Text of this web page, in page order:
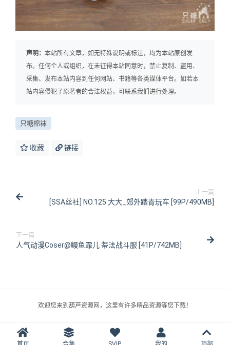
声明： 本站所有文章，如无特殊说明或标注，均为本站原创发
布。任何个人或组织，在未征得本站同意时，禁止复制、盗用、
采集、发布本站内容到任何网站、书籍等各类媒体平台。如若本
站内容侵犯了原著者的合法权益，可联系我们进行处理。
只糖棉袜
收藏 链接
上一篇
[SSA丝社] NO.125 大大_郊外踏青玩车 [99P/490MB]
下一篇
人气动漫Coser@鳗鱼霏儿 蒂法战斗服 [41P/742MB]
欢迎您来到葫芦资源网，这里有许多精品资源等您下载！